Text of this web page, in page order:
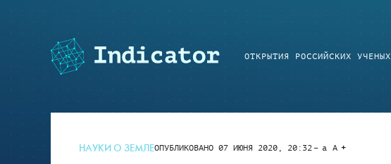
ОТКРЫТИЯ РОССИЙСКИХ УЧЕНЫХ
НАУКИ О ЗЕМЛЕОПУБЛИКОВАНО 07 ИЮНЯ 2020, 20:32 a A